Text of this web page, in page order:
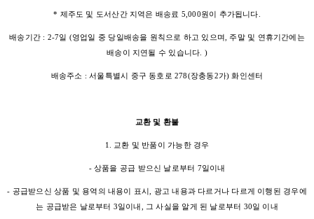
* 제주도 및 도서산간 지역은 배송료 5,000원이 추가됩니다.
배송기간 : 2-7일 (영업일 중 당일배송을 원칙으로 하고 있으며, 주말 및 연휴기간에는
배송이 지연될 수 있습니다. )
배송주소 : 서울특별시 중구 동호로 278(장충동2가) 화인센터
교환 및 환불
1. 교환 및 반품이 가능한 경우
- 상품을 공급 받으신 날로부터 7일이내
- 공급받으신 상품 및 용역의 내용이 표시, 광고 내용과 다르거나 다르게 이행된 경우에
는 공급받은 날로부터 3일이내, 그 사실을 알게 된 날로부터 30일 이내